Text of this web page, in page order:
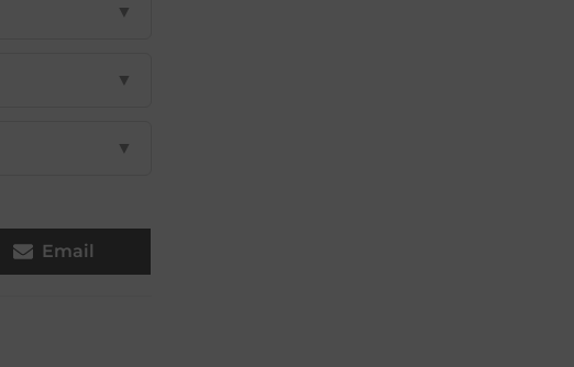
▼
▼
▼
Email